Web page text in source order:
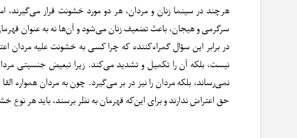
هرچند در سینما زنان و مردان، هر دو مورد خشونت قرار
سرگرمی و هیجان، باعث تضعیف زنان می‌شود و آن‌ها نه به عنوان
در برابر این سؤال گمراه‌کننده که چرا کسی به خشونت علیه
نیست، بلکه آن را تکمیل و تشدید می‌کند. زیرا تبعیض جنسیتی
نمی‌رساند، بلکه مردان را نیز در بر می‌گیرد. چون به مردان همواره
حق اعتراض ندارند و برای این‌که قهرمان به نظر برسند، باید هر نوع